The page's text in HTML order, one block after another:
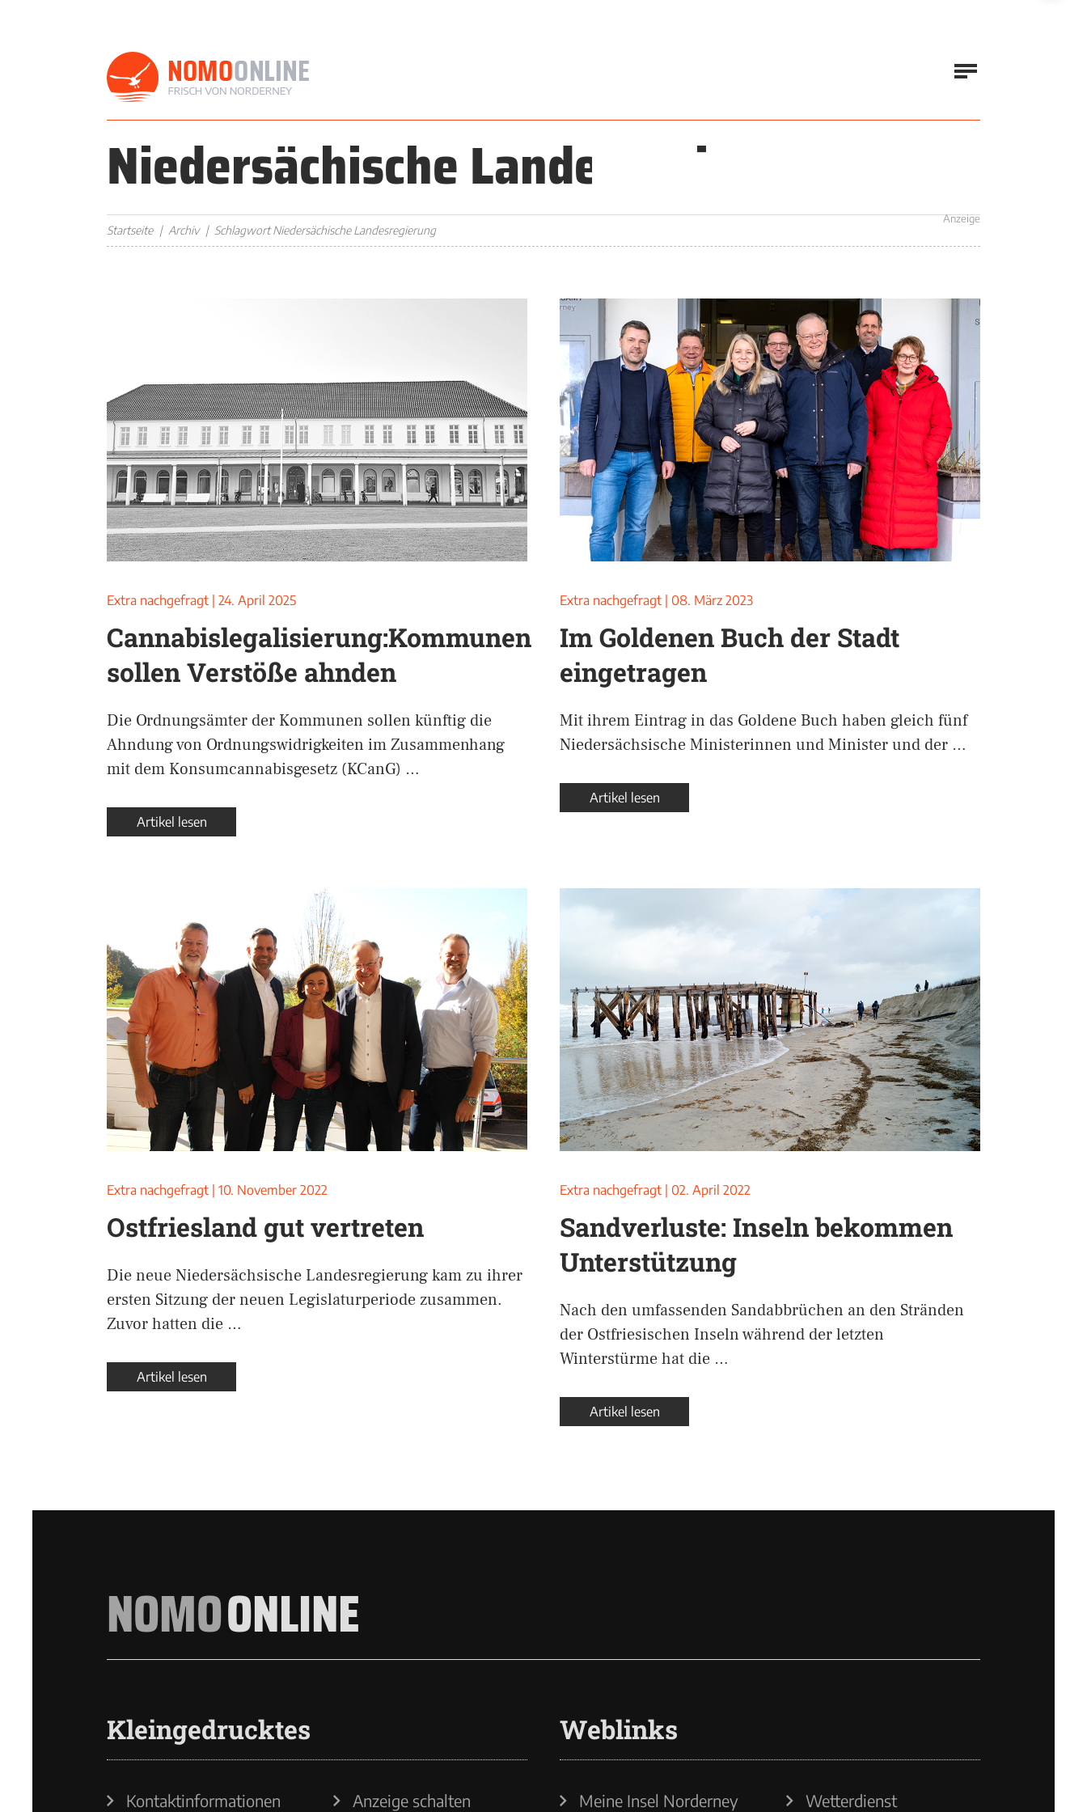
Niedersächische Landesregierung
Startseite Archiv Schlagwort Niedersächische Landesregierung
Extra nachgefragt 24. April 2025
Cannabislegalisierung:Kommunen
sollen Verstöße ahnden
Die Ordnungsämter der Kommunen sollen künftig die
Ahndung von Ordnungswidrigkeiten im Zusammenhang
mit dem Konsumcannabisgesetz (KCanG) …
Artikel lesen
Extra nachgefragt 08. März 2023
Im Goldenen Buch der Stadt
eingetragen
Mit ihrem Eintrag in das Goldene Buch haben gleich fünf
Niedersächsische Ministerinnen und Minister und der …
Artikel lesen
Extra nachgefragt 10. November 2022
Ostfriesland gut vertreten
Die neue Niedersächsische Landesregierung kam zu ihrer
ersten Sitzung der neuen Legislaturperiode zusammen.
Zuvor hatten die …
Artikel lesen
Extra nachgefragt 02. April 2022
Sandverluste: Inseln bekommen
Unterstützung
Nach den umfassenden Sandabbrüchen an den Stränden
der Ostfriesischen Inseln während der letzten
Winterstürme hat die …
Artikel lesen
Anzeige
NOMOONLINE
Kleingedrucktes
Kontaktinformationen Anzeige schalten
Weblinks
Meine Insel Norderney Wetterdienst